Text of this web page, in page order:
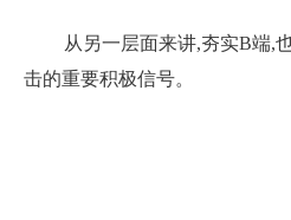
从另一层面来讲,夯实B端,
击的重要积极信号。